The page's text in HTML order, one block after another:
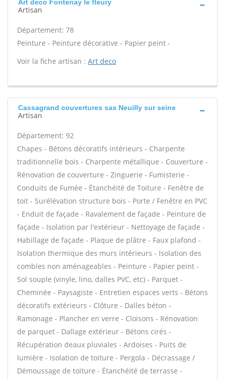
Art deco Fontenay le fleury
Artisan
Département: 78
Peinture - Peinture décorative - Papier peint -
Voir la fiche artisan : Art deco
Cassagrand couvertures sas Neuilly sur seine
Artisan
Département: 92
Chapes - Bétons décoratifs intérieurs - Charpente
traditionnelle bois - Charpente métallique - Couverture -
Rénovation de couverture - Zinguerie - Fumisterie -
Conduits de Fumée - Étanchéité de Toiture - Fenêtre de
toit - Surélévation structure bois - Porte / Fenêtre en PVC
- Enduit de façade - Ravalement de façade - Peinture de
façade - Isolation par l'extérieur - Nettoyage de façade -
Habillage de façade - Plaque de plâtre - Faux plafond -
Isolation thermique des murs intérieurs - Isolation des
combles non aménageables - Peinture - Papier peint -
Sol souple (vinyle, lino, dalles PVC, etc) - Parquet -
Cheminée - Paysagiste - Entretien espaces verts - Bétons
décoratifs extérieurs - Clôture - Dalles béton -
Ramonage - Plancher en verre - Cloisons - Rénovation
de parquet - Dallage extérieur - Bétons cirés -
Récupération deaux pluviales - Ardoises - Puits de
lumière - Isolation de toiture - Pergola - Décrassage /
Démoussage de toiture - Étanchéité de terrasse -